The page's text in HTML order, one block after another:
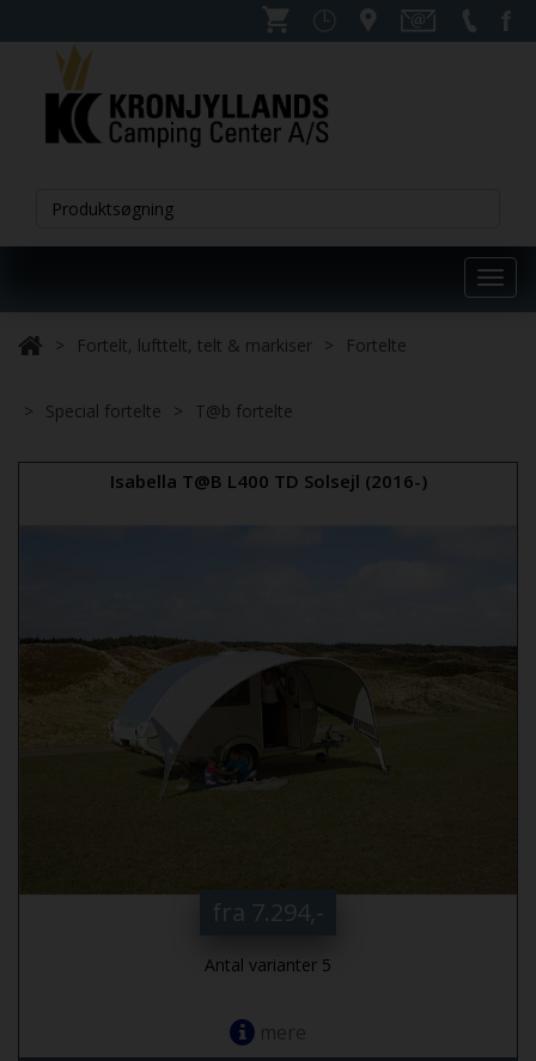
Fortelt, lufttelt, telt & markiser Fortelte
Special fortelte T@b fortelte
Isabella T@B L400 TD Solsejl (2016-)
fra 7.294,-
Antal varianter 5
mere